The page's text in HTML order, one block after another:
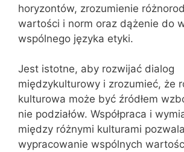
horyzontów, zrozumienie
wartości i norm oraz dążenie do
wspólnego języka etyki.
Jest istotne, aby rozwijać dialog
międzykulturowy i zrozumieć, że
kulturowa może być źródłem
nie podziałów. Współpraca i
między różnymi kulturami
wypracowanie wspólnych